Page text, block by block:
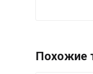
Похожие